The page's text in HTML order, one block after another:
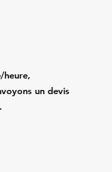
heure,
un devis